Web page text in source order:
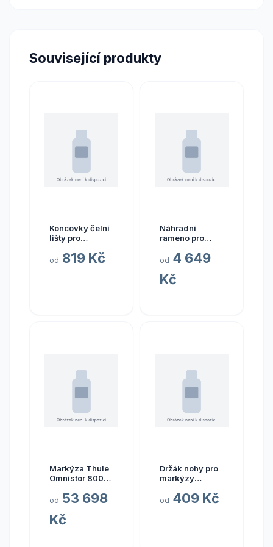
Související produkty
Koncovky čelní
lišty pro
Omnistor 8000
od 819 Kč
Náhradní
rameno pro
Fiamma F80S
orientace levá
strana
od 4 649
Kč
Markýza Thule
Omnistor 8000
pouzdro
plátno šedé
délka 600 cm
od 53 698
Kč
Držák nohy pro
markýzy
orientace pravá
od 409 Kč